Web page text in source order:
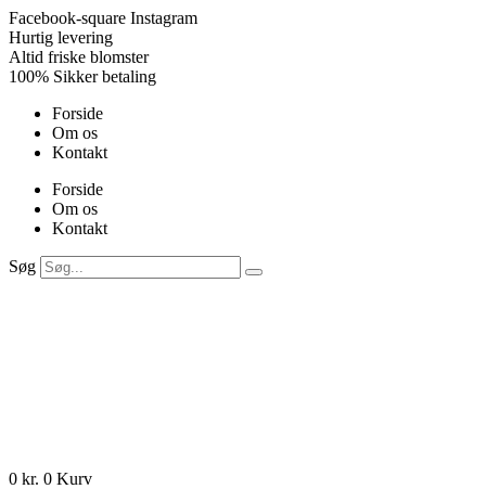
Videre
til
indhold
Facebook-square Instagram
Hurtig levering
Altid friske blomster
100% Sikker betaling
Forside
Om os
Kontakt
Forside
Om os
Kontakt
Søg
0 kr. 0 Kurv